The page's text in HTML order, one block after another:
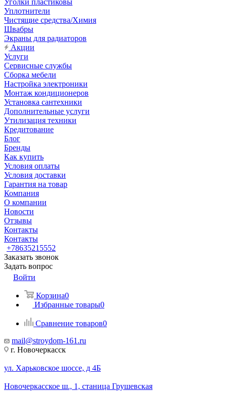
Уголки пластиковы
Уплотнители
Чистящие средства/Химия
Швабры
Экраны для радиаторов
Акции
Услуги
Сервисные службы
Сборка мебели
Настройка электроники
Монтаж кондиционеров
Установка сантехники
Дополнительные услуги
Утилизация техники
Кредитование
Блог
Бренды
Как купить
Условия оплаты
Условия доставки
Гарантия на товар
Компания
О компании
Новости
Отзывы
Контакты
Контакты
+78635215552
Заказать звонок
Задать вопрос
Войти
Корзина0
Избранные товары0
Сравнение товаров0
mail@stroydom-161.ru
г. Новочеркасск
ул. Харьковское шоссе, д 4Б
Новочеркасское ш., 1, станица Грушевская